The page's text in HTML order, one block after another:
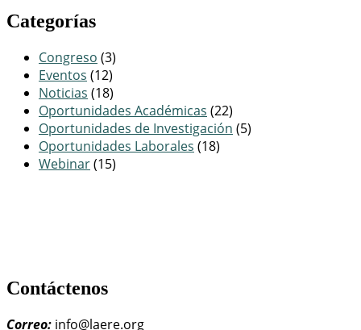
Categorías
Congreso (3)
Eventos (12)
Noticias (18)
Oportunidades Académicas (22)
Oportunidades de Investigación (5)
Oportunidades Laborales (18)
Webinar(15)
Contáctenos
Correo: info@laere.org